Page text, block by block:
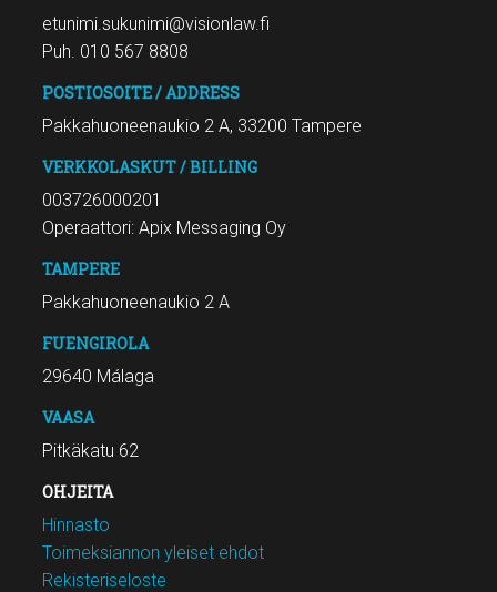
etunimi.sukunimi@visionlaw.fi
Puh. 010 567 8808
POSTIOSOITE / ADDRESS
Pakkahuoneenaukio 2 A, 33200 Tampere
VERKKOLASKUT / BILLING
003726000201
Operaattori: Apix Messaging Oy
TAMPERE
Pakkahuoneenaukio 2 A
FUENGIROLA
29640 Málaga
VAASA
Pitkäkatu 62
OHJEITA
Hinnasto
Toimeksiannon yleiset ehdot
Rekisteriseloste